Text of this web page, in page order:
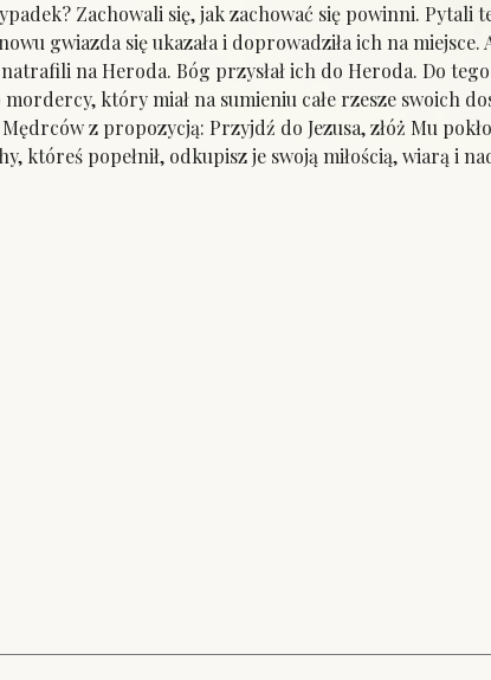
Zachowali się, jak zachować się powinni. Pytali
gwiazda się ukazała i doprowadziła ich na miejsce.
na Heroda. Bóg przysłał ich do Heroda. Do
który miał na sumieniu całe rzesze swoich
z propozycją: Przyjdź do Jezusa, złóż Mu
któreś popełnił, odkupisz je swoją miłością, wiarą i